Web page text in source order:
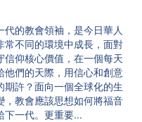
的教會領袖，是今日華人
不同的環境中成長，面對
仰核心價值，在一個每天
們的天際，用信心和創意
許？面向一個全球化的生
教會應該思想如何將福音
下一代。更重要...